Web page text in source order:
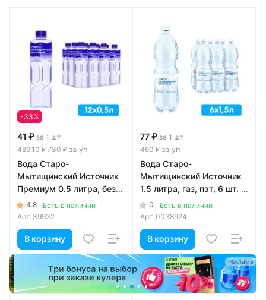
-33%
41 ₽ за 1 шт
489.10 ₽ 730 ₽ за уп
Вода Старо-
Мытищинский Источник
Премиум 0.5 литра, без
газа, пэт, 12 шт. в уп.
4.8
Есть в наличии
Арт. 39932
В корзину
Реклама
77 ₽ за 1 шт
460 ₽ за уп
Вода Старо-
Мытищинский Источник
1.5 литра, газ, пэт, 6 шт. в
уп.0
Есть в наличии
Арт. 0038924
В корзину